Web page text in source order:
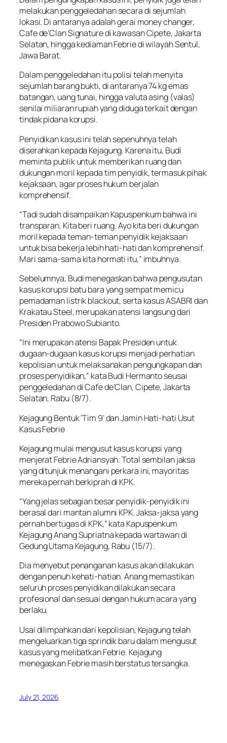
melakukan penggeledahan secara di sejumlah
lokasi. Di antaranya adalah gerai money changer,
Cafe de’Clan Signature di kawasan Cipete, Jakarta
Selatan, hingga kediaman Febrie di wilayah Sentul,
Jawa Barat.
Dalam penggeledahan itu polisi telah menyita
sejumlah barang bukti, di antaranya 74 kg emas
batangan, uang tunai, hingga valuta asing (valas)
senilai miliaran rupiah yang diduga terkait dengan
tindak pidana korupsi.
Penyidikan kasus ini telah sepenuhnya telah
diserahkan kepada Kejagung. Karena itu, Budi
meminta publik untuk memberikan ruang dan
dukungan moril kepada tim penyidik, termasuk pihak
kejaksaan, agar proses hukum berjalan
komprehensif.
“Tadi sudah disampaikan Kapuspenkum bahwa ini
transparan. Kita beri ruang. Ayo kita beri dukungan
moril kepada teman-teman penyidik kejaksaan
untuk bisa bekerja lebih hati-hati dan komprehensif.
Mari sama-sama kita hormati itu,” imbuhnya.
Sebelumnya, Budi menegaskan bahwa pengusutan
kasus korupsi batu bara yang sempat memicu
pemadaman listrik blackout, serta kasus ASABRI dan
Krakatau Steel, merupakan atensi langsung dari
Presiden Prabowo Subianto.
“Ini merupakan atensi Bapak Presiden untuk
dugaan-dugaan kasus korupsi menjadi perhatian
kepolisian untuk melaksanakan pengungkapan dan
proses penyidikan,” kata Budi Hermanto seusai
penggeledahan di Cafe de’Clan, Cipete, Jakarta
Selatan, Rabu (8/7).
Kejagung Bentuk ‘Tim 9’ dan Jamin Hati-hati Usut
Kasus Febrie
Kejagung mulai mengusut kasus korupsi yang
menjerat Febrie Adriansyah. Total sembilan jaksa
yang ditunjuk menangani perkara ini, mayoritas
mereka pernah berkiprah di KPK.
“Yang jelas sebagian besar penyidik-penyidik ini
berasal dari mantan alumni KPK. Jaksa-jaksa yang
pernah bertugas di KPK,” kata Kapuspenkum
Kejagung Anang Supriatna kepada wartawan di
Gedung Utama Kejagung, Rabu (15/7).
Dia menyebut penanganan kasus akan dilakukan
dengan penuh kehati-hatian. Anang memastikan
seluruh proses penyidikan dilakukan secara
profesional dan sesuai dengan hukum acara yang
berlaku.
Usai dilimpahkan dari kepolisian, Kejagung telah
mengeluarkan tiga sprindik baru dalam mengusut
kasus yang melibatkan Febrie. Kejagung
menegaskan Febrie masih berstatus tersangka.
July 21, 2026